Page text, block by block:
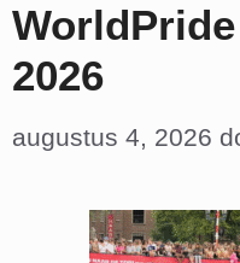
2026
augustus 4, 2026